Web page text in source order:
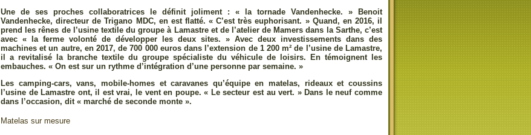
Une de ses proches collaboratrices le définit joliment : « la tornade Vandenhecke. » Benoit
Vandenhecke, directeur de Trigano MDC, en est flatté. « C’est très euphorisant. » Quand, en 2016, il
prend les rênes de l’usine textile du groupe à Lamastre et de l’atelier de Mamers dans la Sarthe, c’est
avec « la ferme volonté de développer les deux sites. » Avec deux investissements dans des
machines et un autre, en 2017, de 700 000 euros dans l’extension de 1 200 m² de l’usine de Lamastre,
il a revitalisé la branche textile du groupe spécialiste du véhicule de loisirs. En témoignent les
embauches. « On est sur un rythme d’intégration d’une personne par semaine. »
Les camping-cars, vans, mobile-homes et caravanes qu’équipe en matelas, rideaux et coussins
l’usine de Lamastre ont, il est vrai, le vent en poupe. « Le secteur est au vert. » Dans le neuf comme
dans l’occasion, dit « marché de seconde monte ».
Matelas sur mesure